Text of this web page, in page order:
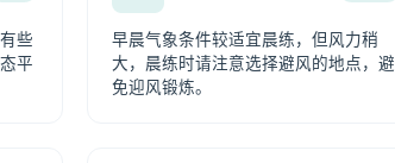
些
平
早晨气象条件较适宜晨练，但风力稍
大，晨练时请注意选择避风的地点，避
免迎风锻炼。